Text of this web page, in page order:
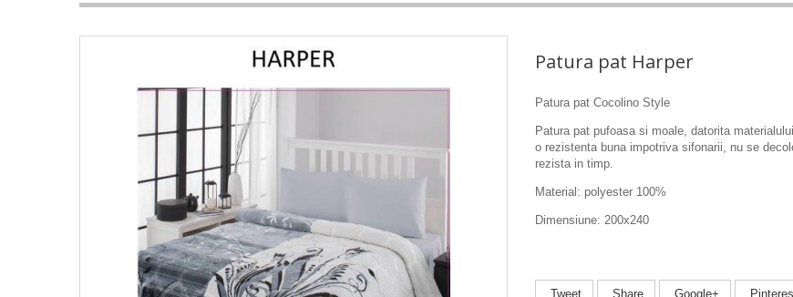
Patura pat Harper
Patura pat Cocolino Style
Patura pat pufoasa si moale, datorita
o rezistenta buna impotriva sifonarii, nu se
rezista in timp.
Material: polyester 100%
Dimensiune: 200x240
Tweet Share Google+